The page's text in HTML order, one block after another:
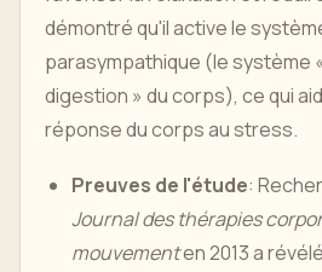
démontré qu'il active le
parasympathique (le système
digestion » du corps), ce qui
réponse du corps au stress.
Preuves de l'étude:
Journal des thérapies
mouvementen 2013 a